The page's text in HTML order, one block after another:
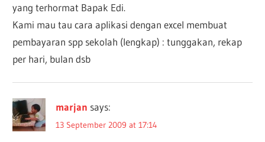
yang terhormat Bapak Edi.
Kami mau tau cara aplikasi dengan excel membuat
pembayaran spp sekolah (lengkap) : tunggakan, rekap
per hari, bulan dsb
marjan says:
13 September 2009 at 17:14